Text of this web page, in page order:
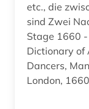
etc., die
sind Zwei
Stage 1660
Dictionary of
Dancers,
London,